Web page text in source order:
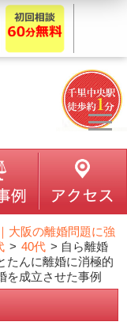
阪の離婚問題に強
> 40代 > 自ら離婚
たんに離婚に消極的
を成立させた事例